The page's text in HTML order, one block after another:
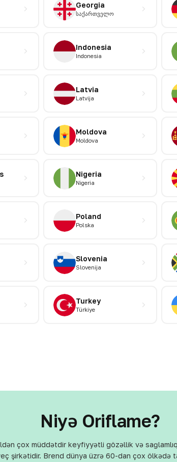
Georgia
საქართველო
Indonesia
Indonesia
Latvia
Latvija
Moldova
Moldova
Nigeria
Nigeria
Poland
Polska
Slovenia
Slovenija
Turkey
Türkiye
Niyə Oriflame?
çox müddətdir keyfiyyətli gözəllik və
şirkətidir. Brend dünya üzrə 60-dan çox ölkədə